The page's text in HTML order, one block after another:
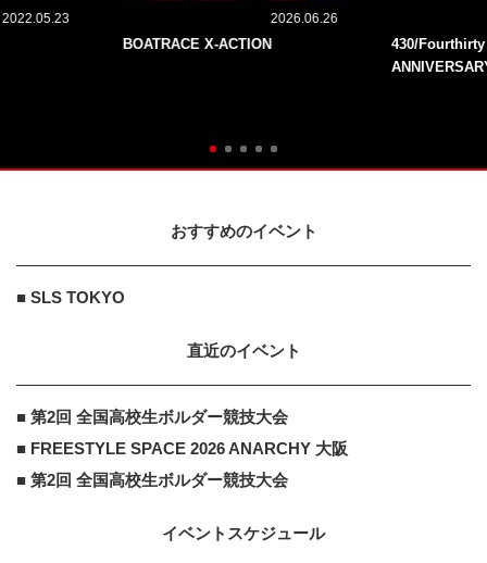
2022.05.23 2026.06.26
BOATRACE X-ACTION
430/
おすすめのイベント
■ SLS TOKYO
直近のイベント
■ 第2回 全国高校生ボルダー競技大会
■ FREESTYLE SPACE 2026 ANARCHY 大阪
■ 第2回 全国高校生ボルダー競技大会
イベントスケジュール